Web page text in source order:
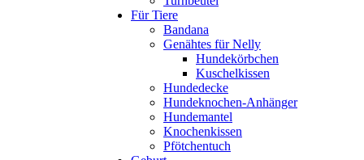
Für Tiere
Bandana
Genähtes für Nelly
Hundekörbchen
Kuschelkissen
Hundedecke
Hundeknochen-Anhänger
Hundemantel
Knochenkissen
Pfötchentuch